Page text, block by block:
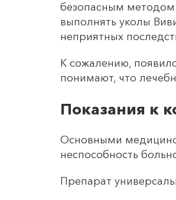
безопасным методом
выполнять уколы
неприятных
К сожалению,
понимают, что
Показания к
Основными
неспособность
Препарат